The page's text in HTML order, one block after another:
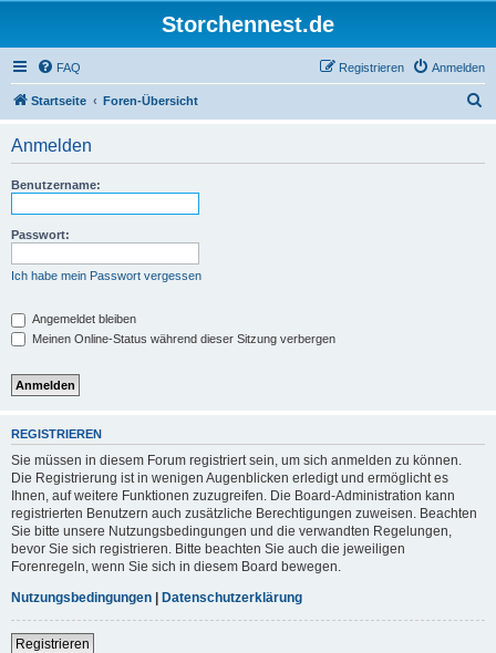
Storchennest.de
FAQ Anmelden
Registrieren
Startseite Foren-Übersicht
Anmelden
Benutzername:
Passwort:
Ich habe mein Passwort vergessen
Angemeldet bleiben
Meinen Online-Status während dieser Sitzung verbergen
REGISTRIEREN
Sie müssen in diesem Forum registriert sein, um sich anmelden zu können.
Die Registrierung ist in wenigen Augenblicken erledigt und ermöglicht es
Ihnen, auf weitere Funktionen zuzugreifen. Die Board-Administration kann
registrierten Benutzern auch zusätzliche Berechtigungen zuweisen. Beachten
Sie bitte unsere Nutzungsbedingungen und die verwandten Regelungen,
bevor Sie sich registrieren. Bitte beachten Sie auch die jeweiligen
Forenregeln, wenn Sie sich in diesem Board bewegen.
Nutzungsbedingungen | Datenschutzerklärung
Registrieren